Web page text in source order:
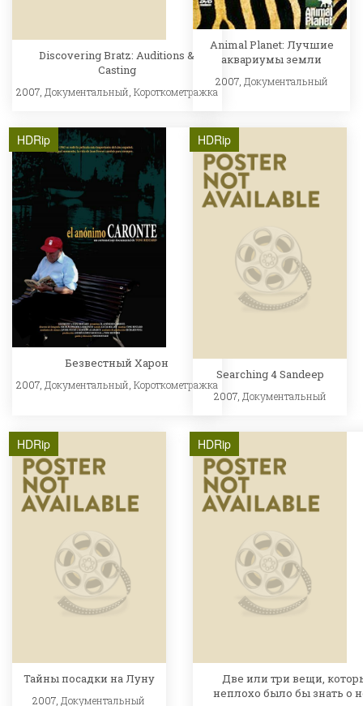
Discovering Bratz: Auditions &
Casting
2007, Документальный, Короткометражка
Animal Planet: Лучшие
аквариумы земли
2007, Документальный
HDRip
Безвестный Харон
2007, Документальный Короткометражка
HDRip
Searching 4 Sandeep
2007, Документальный
HDRip
Тайны посадки на Луну
2007, Документальный
HDRip
Две или три вещи,
неплохо было бы знать о